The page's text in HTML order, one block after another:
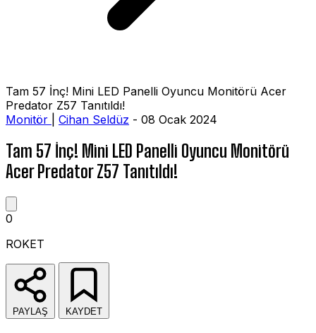
Tam 57 İnç! Mini LED Panelli Oyuncu Monitörü Acer
Predator Z57 Tanıtıldı!
Monitör
Cihan Seldüz - 08 Ocak 2024
Tam 57 İnç! Mini LED Panelli Oyuncu Monitörü
Acer Predator Z57 Tanıtıldı!
0
ROKET
PAYLAŞ KAYDET